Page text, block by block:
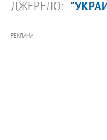
ДЖЕРЕЛО:
РЕКЛАМА